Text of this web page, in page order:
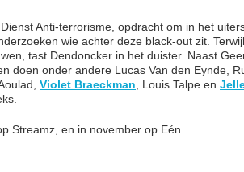
Anti-terrorisme, opdracht om in het
wie achter deze black-out zit. Terwijl
tast Dendoncker in het duister. Naast
doen onder andere Lucas Van den Eynde,
Violet Braeckman , Louis Talpe en
Streamz, en in november op Eén.